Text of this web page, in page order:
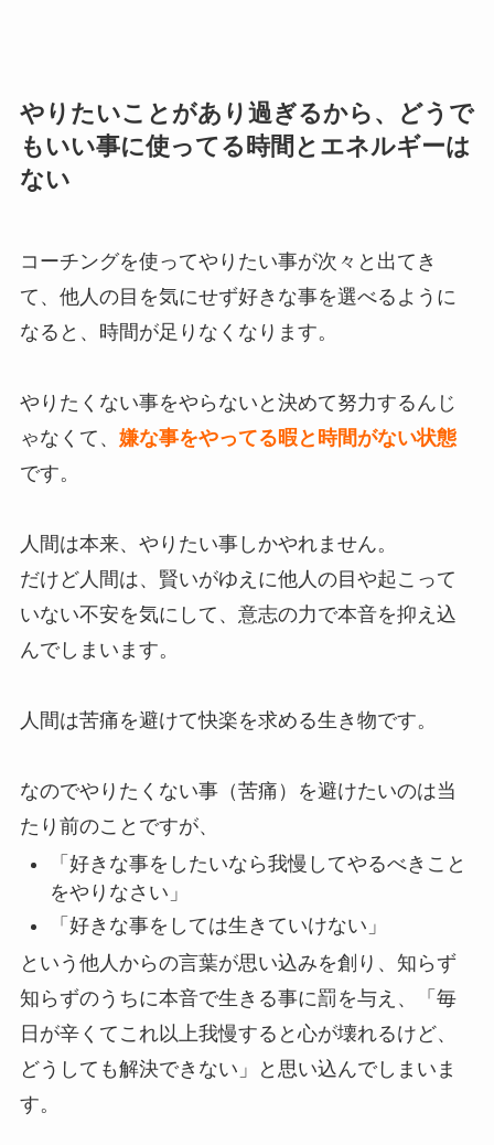
やりたいことがあり過ぎるから、どうで
もいい事に使ってる時間とエネルギーは
ない
コーチングを使ってやりたい事が次々と出てき
て、他人の目を気にせず好きな事を選べるように
なると、時間が足りなくなります。
やりたくない事をやらないと決めて努力するんじ
ゃなくて、 嫌な事をやってる暇と時間がない状態
です。
人間は本来、やりたい事しかやれません。
だけど人間は、賢いがゆえに他人の目や起こって
いない不安を気にして、意志の力で本音を抑え込
んでしまいます。
人間は苦痛を避けて快楽を求める生き物です。
なのでやりたくない事（苦痛）を避けたいのは当
たり前のことですが、
「好きな事をしたいなら我慢してやるべきこと
をやりなさい」
「好きな事をしては生きていけない」
という他人からの言葉が思い込みを創り、知らず
知らずのうちに本音で生きる事に罰を与え、「毎
日が辛くてこれ以上我慢すると心が壊れるけど、
どうしても解決できない」と思い込んでしまいま
す。